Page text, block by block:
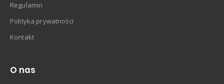
Regulamin
Polityka prywatności
Kontakt
O nas